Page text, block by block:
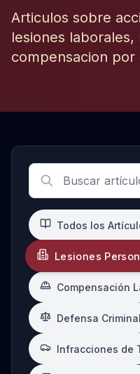
Articulos sobre
lesiones laborales,
compensacion por
Artículos Más Recientes
Todos los
Lesiones
Compensación
Defensa Criminal
Infracciones de